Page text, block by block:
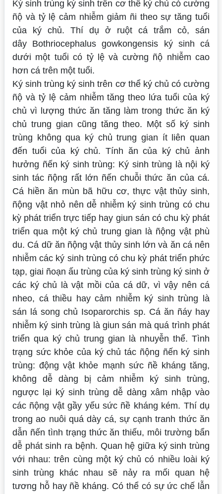
Ký sinh trùng ký sinh trên cơ thể ký chủ có cường
ñộ và tỷ lệ cảm nhiễm giảm ñi theo sự tăng tuổi
của ký chủ. Thí dụ ở ruột cá trắm cỏ, sán
dây Bothriocephalus gowkongensis
ký sinh cá
dưới một tuổi có tỷ lệ và cường ñộ nhiễm cao
hơn cá trên một tuổi.
Ký sinh trùng ký sinh trên cơ thể ký chủ có cường
ñộ và tỷ lệ cảm nhiễm tăng theo lứa tuổi của ký
chủ vì lượng thức ăn tăng làm trong thức ăn ký
chủ trung gian cũng tăng theo. Một số ký sinh
trùng không qua ký chủ trung gian ít liên quan
đến tuổi của ký chủ. Tính ăn của ký chủ ảnh
hưởng ñến ký sinh trùng: Ký sinh trùng là nội ký
sinh tác ñộng rất lớn ñến chuỗi thức ăn của cá.
Cá hiền ăn mùn bã hữu cơ, thực vật thủy sinh,
ñộng vật nhỏ nên dễ nhiễm ký sinh trùng có chu
kỳ phát triển trực tiếp hay giun sán có chu kỳ phát
triển qua một ký chủ trung gian là ñộng vật phù
du. Cá dữ ăn ñộng vật thủy sinh lớn và ăn cá nên
nhiễm các ký sinh trùng có chu kỳ phát triển phức
tạp, giai ñoạn ấu trùng của ký sinh trùng ký sinh ở
các ký chủ là vật mồi của cá dữ, vì vậy nên cá
nheo, cá thiều hay cảm nhiễm ký sinh trùng là
sán lá song chủ Isoparorchis sp. Cá ăn ñáy hay
nhiễm ký sinh trùng là giun sán mà quá trình phát
triển qua ký chủ trung gian là nhuyễn thể. Tình
trạng sức khỏe của ký chủ tác ñộng ñến ký sinh
trùng: động vật khỏe mạnh sức ñề kháng tăng,
không dễ dàng bị cảm nhiễm ký sinh trùng,
ngược lại ký sinh trùng dễ dàng xâm nhập vào
các ñộng vật gầy yếu sức ñề kháng kém. Thí dụ
trong ao nuôi quá dày cá, sự cạnh tranh thức ăn
dẫn ñến tình trạng thức ăn thiếu, môi trường bẩn
dễ phát sinh ra bệnh. Quan hệ giữa ký sinh trùng
với nhau: trên cùng một ký chủ có nhiều loài ký
sinh trùng khác nhau sẽ nảy ra mối quan hệ
tương hỗ hay ñề kháng. Có thể có sự ức chế lẫn